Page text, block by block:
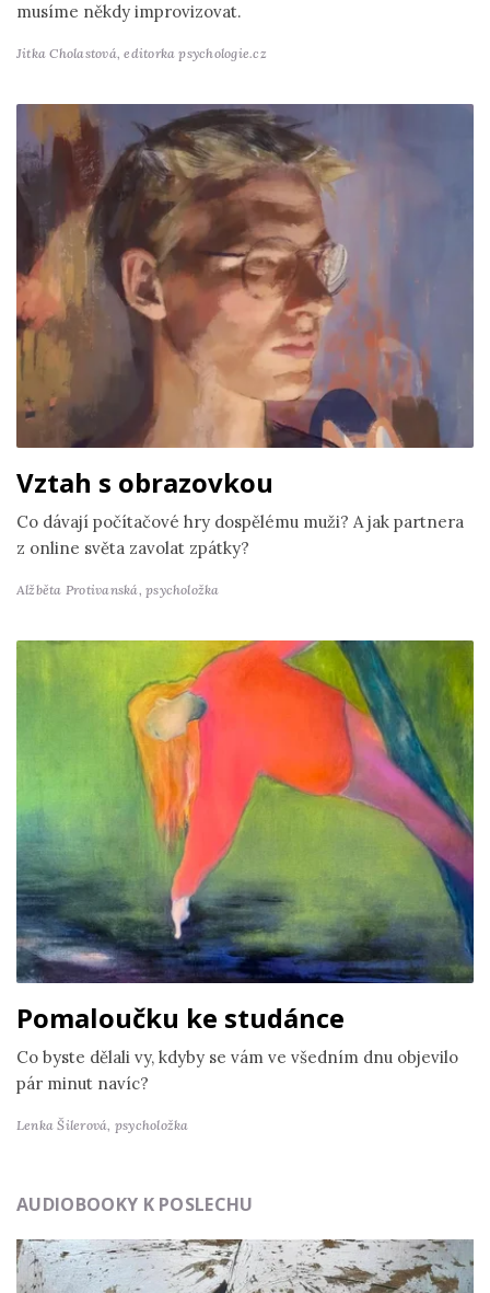
musíme někdy improvizovat.
Jitka Cholastová,editorka psychologie.cz
Vztah s obrazovkou
Co dávají počítačové hry dospělému muži? A jak partnera
z online světa zavolat zpátky?
Alžběta Protivanská,psycholožka
Pomaloučku ke studánce
Co byste dělali vy, kdyby se vám ve všedním dnu objevilo
pár minut navíc?
Lenka Šilerová, psycholožka
AUDIOBOOKY K POSLECHU